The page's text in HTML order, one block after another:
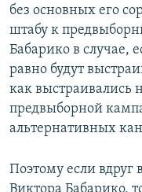
без основных его
штабу к
Бабарико в случае,
равно будут
как выстраивались
предвыборной
альтернативных
Поэтому если вдруг